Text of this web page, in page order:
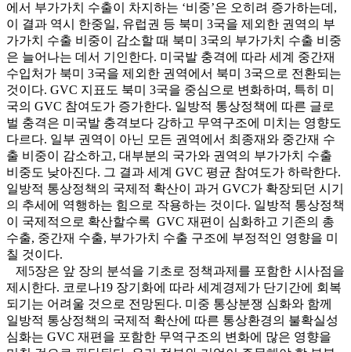
에서 부가가치 수출이 차지하는 ‘비중’은 오히려 증가하는데,
이 결과 역시 한중일, 유럽권 등 북미 3국을 제외한 권역의 부
가가치 수출 비중이 감소할 때 북미 3국의 부가가치 수출 비중
은 늘어나는 데서 기인한다. 미국발 충격에 따라 세계 중간재
수입처가 북미 3국을 제외한 권역에서 북미 3국으로 전환되는
것이다. GVC 지표도 북미 3국을 중심으로 변화하며, 특히 미
국의 GVC 참여도가 증가한다. 일방적 통상정책에 따른 글로
벌 충격은 미국발 충격보다 강하고 무역구조에 미치는 영향도
다르다. 일부 권역이 아닌 모든 권역에서 최종재와 중간재 수
출 비중이 감소하고, 대부분의 국가와 권역의 부가가치 수출
비중도 낮아진다. 그 결과 세계 GVC 평균 참여도가 하락한다.
일방적 통상정책의 국제적 확산이 과거 GVC가 확장되던 시기
의 추세에 역행하는 힘으로 작용하는 것이다. 일방적 통상정책
이 국제적으로 확산할수록 GVC 재편이 심화하고 기존의 총
수출, 중간재 수출, 부가가치 수출 구조에 부정적인 영향을 미
칠 것이다.
제5장은 앞 장의 분석을 기초로 정책과제를 포함한 시사점을
제시한다. 코로나19 장기화에 따라 세계경제가 단기간에 회복
되기는 어려울 것으로 전망된다. 미중 통상분쟁 심화와 함께
일방적 통상정책의 국제적 확산에 따른 통상환경의 불확실성
심화는 GVC 재편을 포함한 무역구조의 변화에 많은 영향을